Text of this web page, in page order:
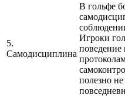
5.
Самодисциплина
В гольфе
Игроки
поведение
полезно